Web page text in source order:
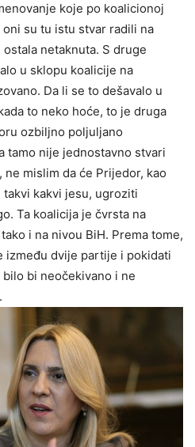
koje po koalicionoj
su tu istu stvar radili na
netaknuta. S druge
u sklopu koalicije na
Da li se to dešavalo u
to neko hoće, to je druga
ozbiljno poljuljano
tamo nije jednostavno stvari
mislim da će Prijedor, kao
kakvi jesu, ugroziti
Ta koalicija je čvrsta na
i na nivou BiH. Prema tome,
između dvije partije i pokidati
bi neočekivano i ne